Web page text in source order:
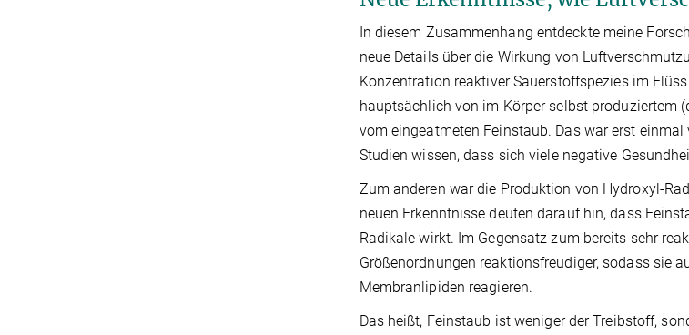
In diesem Zusammenhang entdeckte meine
neue Details über die Wirkung von
Konzentration reaktiver Sauerstoffspezies im
hauptsächlich von im Körper selbst produziertem
vom eingeatmeten Feinstaub. Das war erst
Studien wissen, dass sich viele negative
Zum anderen war die Produktion von Hydroxyl-
neuen Erkenntnisse deuten darauf hin, dass
Radikale wirkt. Im Gegensatz zum bereits sehr
Größenordnungen reaktionsfreudiger, sodass sie
Membranlipiden reagieren.
Das heißt, Feinstaub ist weniger der Treibstoff,